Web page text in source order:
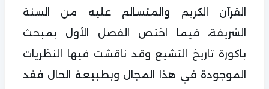
القرآن الكريم والمتسالم عليه من السنة
الشريفة، فيما اختص الفصل الأول بمبحث
باكورة تاريخ التشيع وقد ناقشت فيها النظريات
الموجودة في هذا المجال وبطبيعة الحال فقد